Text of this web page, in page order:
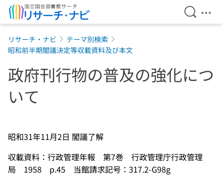
検索を
メ
リサーチ・ナビ
テーマ別検索
昭和前半期閣議決定等収載資料及び本文
政府刊行物の普及の強化につ
いて
昭和31年11月2日 閣議了解
収載資料：行政管理年報 第7巻 行政管理庁行政管理
局 1958 p.45 当館請求記号：317.2-G98g